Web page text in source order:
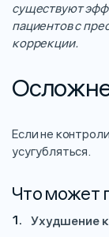
существуют
пациентов с
коррекции.
Если не
усугубляться.
Что может
Ухудшение